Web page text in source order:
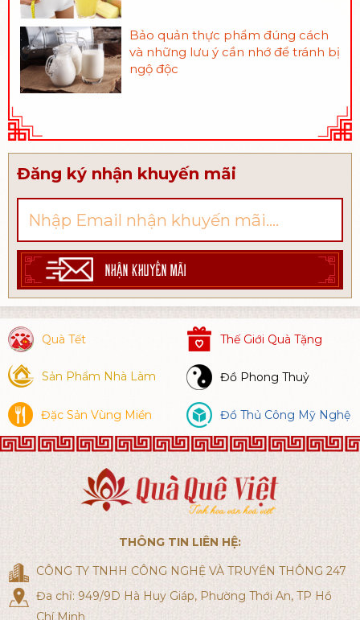
Bảo quản thực phẩm đúng cách
và những lưu ý cần nhớ để tránh bị
ngộ độc
Đăng ký nhận khuyến mãi
NHẬN KHUYẾN MÃI
Quà Tết Thế Giới Quà Tặng
Sản Phẩm Nhà Làm Đồ Phong Thuỷ
Đặc Sản Vùng Miền Đồ Thủ Công Mỹ Nghệ
THÔNG TIN LIÊN HỆ:
CÔNG TY TNHH CÔNG NGHỆ VÀ TRUYỀN THÔNG 247
Đa chỉ: 949/9D Hà Huy Giáp, Phường Thới An, TP Hồ
Chí Minh